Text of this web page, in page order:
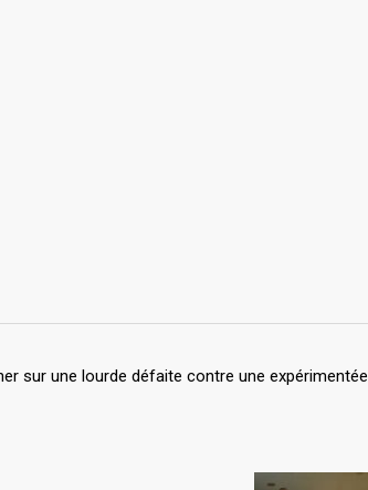
une lourde défaite contre une expérimentée